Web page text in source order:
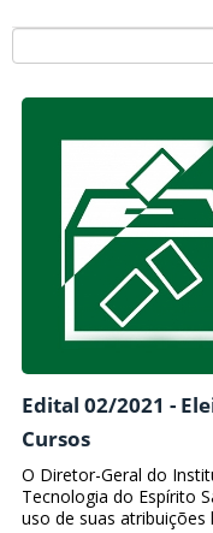
Edital 02/2021 -
Cursos
O Diretor-Geral do
Tecnologia do Espírito
uso de suas atribuições